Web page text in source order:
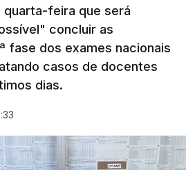
quarta-feira que será
concluir as
fase dos exames nacionais
casos de docentes
dias.